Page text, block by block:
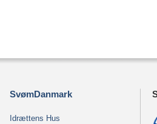
SvømDanmark
Idrættens Hus